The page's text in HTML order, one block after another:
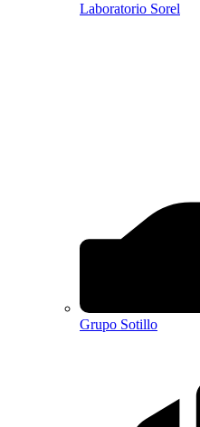
Laboratorio Sorel
Grupo Sotillo